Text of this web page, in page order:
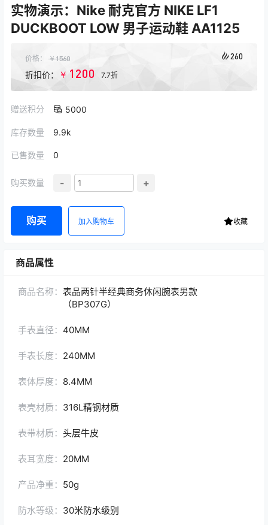
实物演示：Nike 耐克官方 NIKE LF1
DUCKBOOT LOW 男子运动鞋 AA1125
价格： ￥1560
折扣价： ￥ 1200 7.7折
260
赠送积分 5000
库存数量 9.9k
已售数量 0
购买数量 - +
购买 加入购物车 收藏
商品属性
商品名称： 表品两针半经典商务休闲腕表男款
（BP307G）
手表直径： 40MM
手表长度： 240MM
表体厚度： 8.4MM
表壳材质： 316L精钢材质
表带材质： 头层牛皮
表耳宽度： 20MM
产品净重： 50g
防水等级： 30米防水级别